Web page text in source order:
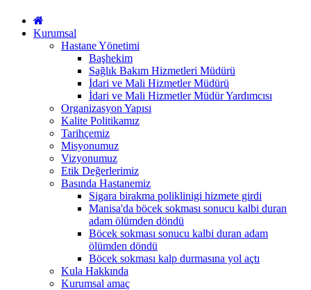
Kurumsal
Hastane Yönetimi
Başhekim
Sağlık Bakım Hizmetleri Müdürü
İdari ve Mali Hizmetler Müdürü
İdari ve Mali Hizmetler Müdür Yardımcısı
Organizasyon Yapısı
Kalite Politikamız
Tarihçemiz
Misyonumuz
Vizyonumuz
Etik Değerlerimiz
Basında Hastanemiz
Sigara birakma poliklinigi hizmete girdi
Manisa'da böcek sokması sonucu kalbi duran
adam ölümden döndü
Böcek sokması sonucu kalbi duran adam
ölümden döndü
Böcek sokması kalp durmasına yol açtı
Kula Hakkında
Kurumsal amaç